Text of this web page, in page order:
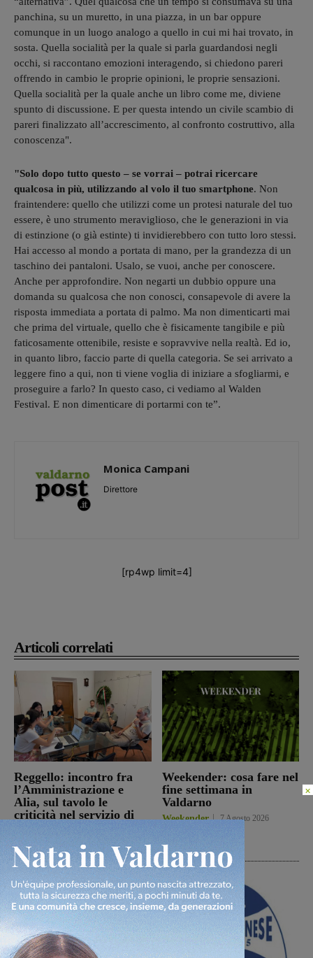
Articoli correlati
Reggello: incontro fra
l’Amministrazione e
Alia, sul tavolo le
criticità nel servizio di
Reggello 7 Agosto 2026
Weekender: cosa fare nel
fine settimana in
Valdarno
Weekender 7 Agosto 2026
panchina, su un muretto, in una piazza, in un bar oppure
comunque in un luogo analogo a quello in cui mi hai trovato, in
sosta. Quella socialità per la quale si parla guardandosi negli
occhi, si raccontano emozioni interagendo, si chiedono pareri
offrendo in cambio le proprie opinioni, le proprie sensazioni.
Quella socialità per la quale anche un libro come me, diviene
spunto di discussione. E per questa intendo un civile scambio di
pareri finalizzato all’accrescimento, al confronto costruttivo, alla
conoscenza".
"Solo dopo tutto questo – se vorrai – potrai ricercare
qualcosa in più, utilizzando al volo il tuo smartphone. Non
fraintendere: quello che utilizzi come un protesi naturale del tuo
essere, è uno strumento meraviglioso, che le generazioni in via
di estinzione (o già estinte) ti invidierebbero con tutto loro stessi.
Hai accesso al mondo a portata di mano, per la grandezza di un
taschino dei pantaloni. Usalo, se vuoi, anche per conoscere.
Anche per approfondire. Non negarti un dubbio oppure una
domanda su qualcosa che non conosci, consapevole di avere la
risposta immediata a portata di palmo. Ma non dimenticarti mai
che prima del virtuale, quello che è fisicamente tangibile e più
faticosamente ottenibile, resiste e sopravvive nella realtà. Ed io,
in quanto libro, faccio parte di quella categoria. Se sei arrivato a
leggere fino a qui, non ti viene voglia di iniziare a sfogliarmi, e
proseguire a farlo? In questo caso, ci vediamo al Walden
Festival. E non dimenticare di portarmi con te”.
Monica Campani
Direttore
[rp4wp limit=4]
×